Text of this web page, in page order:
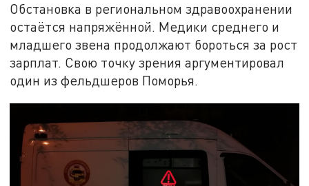
Обстановка в региональном здравоохранении
остаётся напряжённой. Медики среднего и
младшего звена продолжают бороться за рост
зарплат. Свою точку зрения аргументировал
один из фельдшеров Поморья.